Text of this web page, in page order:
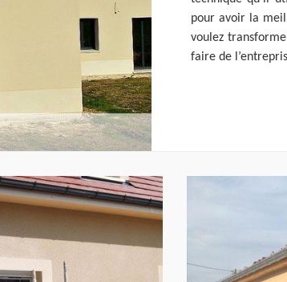
pour avoir la
voulez
faire de